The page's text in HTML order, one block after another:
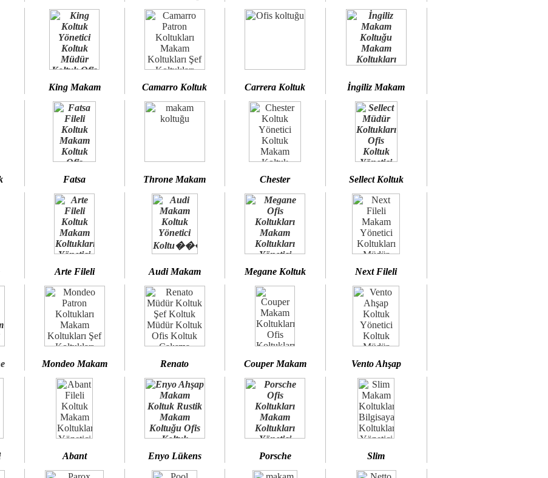
King Makam Camarro Koltuk Carrera Koltuk İngiliz Makam
Fatsa Throne Makam Chester Sellect Koltuk
Arte Fileli Audi Makam Megane Koltuk Next Fileli
Mondeo Makam Renato Couper Makam Vento Ahşap
Abant Enyo Lükens Porsche Slim